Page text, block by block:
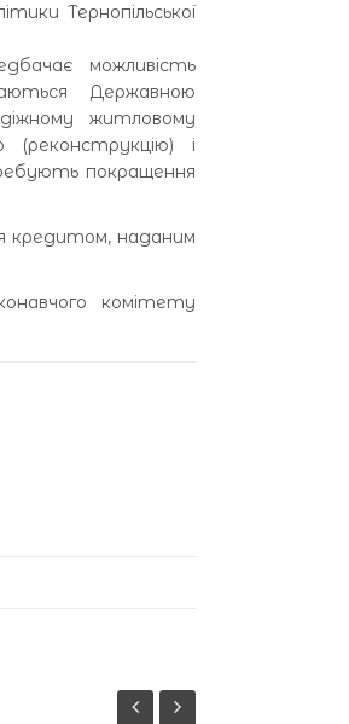
Тернопільської
можливість
Державною
житловому
і
покращення
кредитом, наданим
комітету